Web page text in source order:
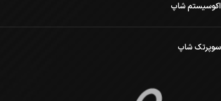
اکوسیستم شاپ
سوپرتک شاپ